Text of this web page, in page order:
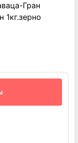
Гран